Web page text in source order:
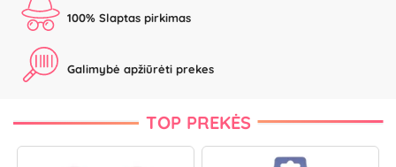
100% Slaptas pirkimas
Galimybė apžiūrėti prekes
TOP PREKĖS